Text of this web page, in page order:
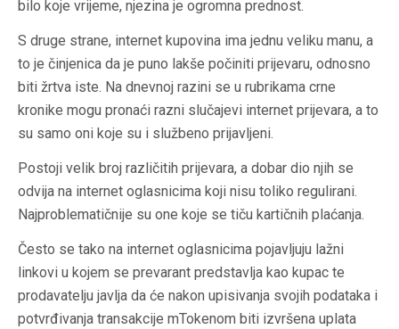
bilo koje vrijeme, njezina je ogromna prednost.
S druge strane, internet kupovina ima jednu veliku manu, a
to je činjenica da je puno lakše počiniti prijevaru, odnosno
biti žrtva iste. Na dnevnoj razini se u rubrikama crne
kronike mogu pronaći razni slučajevi internet prijevara, a to
su samo oni koje su i službeno prijavljeni.
Postoji velik broj različitih prijevara, a dobar dio njih se
odvija na internet oglasnicima koji nisu toliko regulirani.
Najproblematičnije su one koje se tiču kartičnih plaćanja.
Često se tako na internet oglasnicima pojavljuju lažni
linkovi u kojem se prevarant predstavlja kao kupac te
prodavatelju javlja da će nakon upisivanja svojih podataka i
potvrđivanja transakcije mTokenom biti izvršena uplata